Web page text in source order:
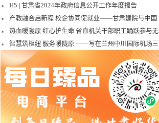
H5 | 甘肃省2024年政府信息公开工作年度报告
产教融合启新程 校企协同促就业——甘肃建院与中国
热血暖陇原 红心护生命 省直机关干部职工踊跃参与无
智慧筑枢纽 服务暖陇原 ——写在兰州中川国际机场三